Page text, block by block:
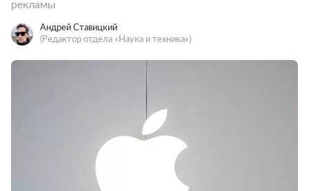
рекламы
Андрей Ставицкий
(Редактор отдела «Наука и техника»)